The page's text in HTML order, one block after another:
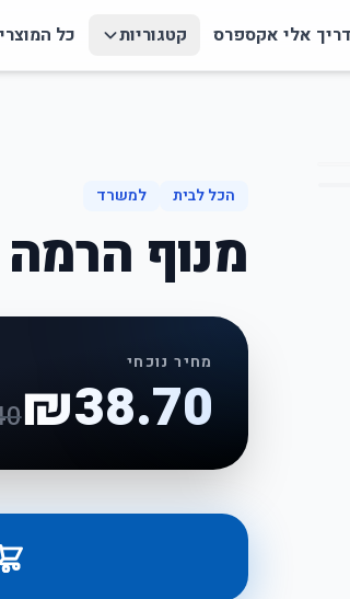
אלי אקספרס קטגוריות כל
הכל לבית למשרד
מנוף הרמה
מחיר נוכחי
₪38.70